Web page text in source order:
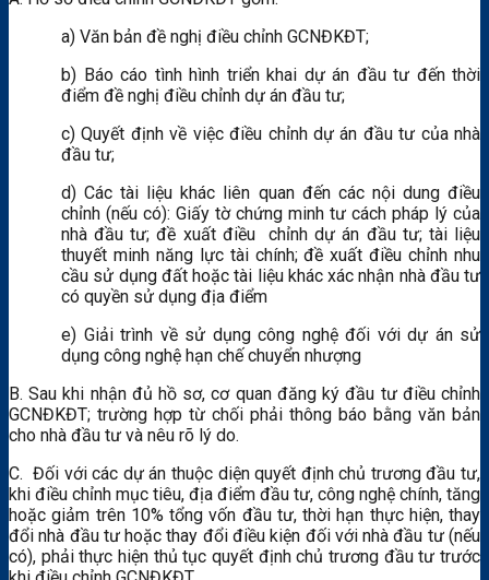
a) Văn bản đề nghị điều chỉnh GCNĐKĐT;
b) Báo cáo tình hình triển khai dự án đầu tư đến thời
điểm đề nghị điều chỉnh dự án đầu tư;
c) Quyết định về việc điều chỉnh dự án đầu tư của nhà
đầu tư;
d) Các tài liệu khác liên quan đến các nội dung điều
chỉnh (nếu có): Giấy tờ chứng minh tư cách pháp lý của
nhà đầu tư; đề xuất điều chỉnh dự án đầu tư; tài liệu
thuyết minh năng lực tài chính; đề xuất điều chỉnh nhu
cầu sử dụng đất hoặc tài liệu khác xác nhận nhà đầu tư
có quyền sử dụng địa điểm
e) Giải trình về sử dụng công nghệ đối với dự án sử
dụng công nghệ hạn chế chuyển nhượng
B. Sau khi nhận đủ hồ sơ, cơ quan đăng ký đầu tư điều chỉnh
GCNĐKĐT; trường hợp từ chối phải thông báo bằng văn bản
cho nhà đầu tư và nêu rõ lý do.
C. Đối với các dự án thuộc diện quyết định chủ trương đầu tư,
khi điều chỉnh mục tiêu, địa điểm đầu tư, công nghệ chính, tăng
hoặc giảm trên 10% tổng vốn đầu tư, thời hạn thực hiện, thay
đổi nhà đầu tư hoặc thay đổi điều kiện đối với nhà đầu tư (nếu
có), phải thực hiện thủ tục quyết định chủ trương đầu tư trước